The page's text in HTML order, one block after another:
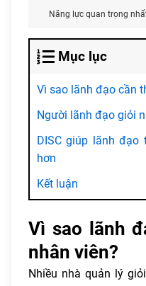
Năng lực quan trọng
Mục lục
Vì sao lãnh đạo cần
Người lãnh đạo giỏi
DISC giúp lãnh
hơn
Kết luận
Vì sao lãnh
nhân viên?
Nhiều nhà quản lý